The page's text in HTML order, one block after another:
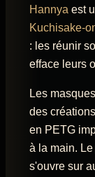
Hannya est
Kuchisake-
: les réunir
efface leurs
Les
des
en PETG
à la main.
s'ouvre sur